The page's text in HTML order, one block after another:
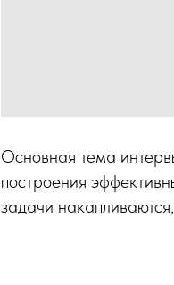
Основная тема
построения
задачи